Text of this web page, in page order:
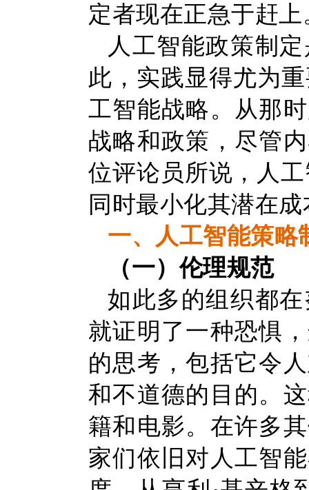
定者现在正急于赶上
人工智能政策制
此，实践显得尤为
工智能战略。从那
战略和政策，尽管
位评论员所说，人
同时最小化其潜在
一、人工智能策略
（一）伦理规范
如此多的组织都
就证明了一种恐惧
的思考，包括它令
和不道德的目的。
籍和电影。在许多
家们依旧对人工智